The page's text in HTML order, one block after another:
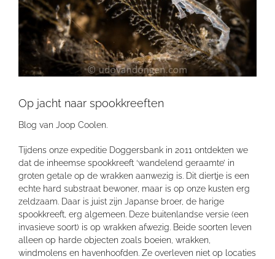
Op jacht naar spookkreeften
Blog van Joop Coolen.
Tijdens onze expeditie Doggersbank in 2011 ontdekten we
dat de inheemse spookkreeft ‘wandelend geraamte’ in
groten getale op de wrakken aanwezig is. Dit diertje is een
echte hard substraat bewoner, maar is op onze kusten erg
zeldzaam. Daar is juist zijn Japanse broer, de harige
spookkreeft, erg algemeen. Deze buitenlandse versie (een
invasieve soort) is op wrakken afwezig. Beide soorten leven
alleen op harde objecten zoals boeien, wrakken,
windmolens en havenhoofden. Ze overleven niet op locaties